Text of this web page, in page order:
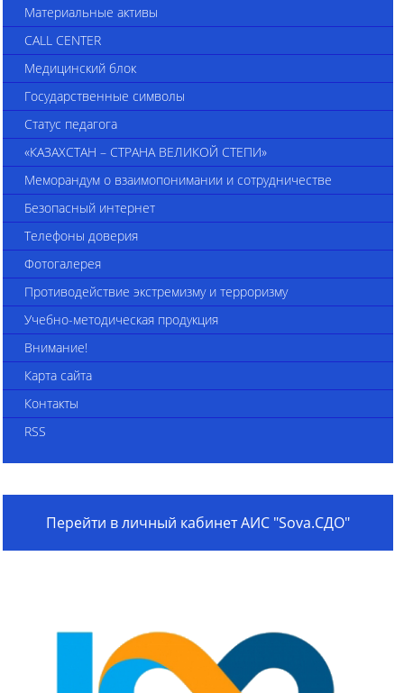
Материальные активы
CALL CENTER
Медицинский блок
Государственные символы
Статус педагога
«КАЗАХСТАН – СТРАНА ВЕЛИКОЙ СТЕПИ»
Меморандум о взаимопонимании и сотрудничестве
Безопасный интернет
Телефоны доверия
Фотогалерея
Противодействие экстремизму и терроризму
Учебно-методическая продукция
Внимание!
Карта сайта
Контакты
RSS
Перейти в личный кабинет АИС "Sova.СДО"